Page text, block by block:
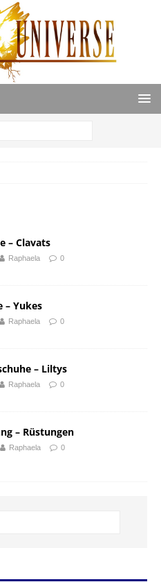
– Clavats
Raphaela 0
– Yukes
Raphaela 0
– Liltys
Raphaela 0
– Rüstungen
Raphaela 0